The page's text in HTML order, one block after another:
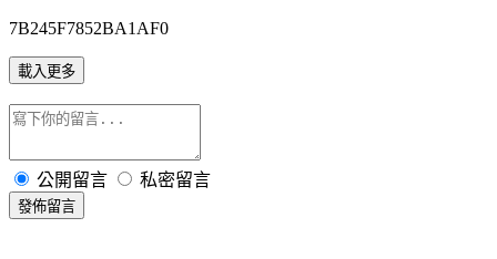
7B245F7852BA1AF0
載入更多
公開留言 私密留言
發佈留言